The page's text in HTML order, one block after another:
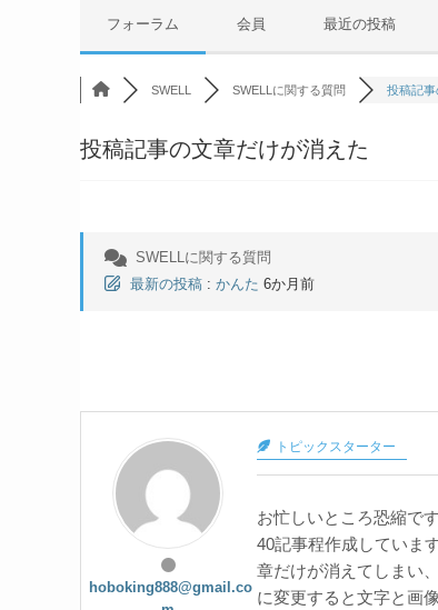
フォーラム 会員 最近の投稿
SWELL SWELLに関する質問 投稿記
投稿記事の文章だけが消えた
SWELLに関する質問
最新の投稿 : かんた 6か月前
hoboking888@gmail.co
トピックスターター
お忙しいところ恐縮で
40記事程作成していま
章だけが消えてしまい
に変更すると文字と画